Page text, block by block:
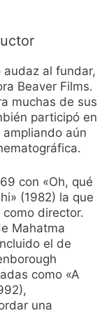
audaz al fundar,
Beaver Films.
muchas de sus
participó en
aún
con «Oh, qué
(1982) la que
director.
Mahatma
el de
como «A
una